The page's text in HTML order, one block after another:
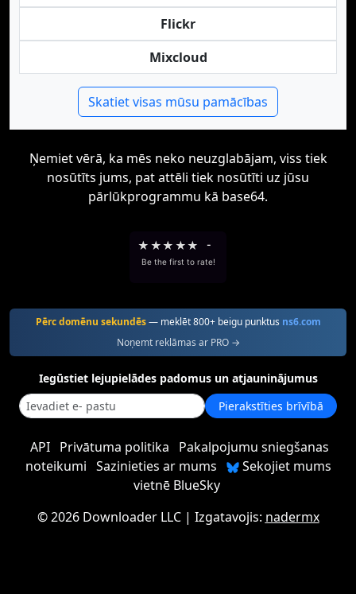
Flickr
Mixcloud
Skatiet visas mūsu pamācības
Ņemiet vērā, ka mēs neko neuzglabājam, viss tiek
nosūtīts jums, pat attēli tiek nosūtīti uz jūsu
pārlūkprogrammu kā base64.
★ ★★ ★★ -
Be the first to rate!
Pērc domēnu sekundēs— meklēt 800+ beigu punktus ns6.com
Noņemt reklāmas ar PRO →
Iegūstiet lejupielādes padomus un atjauninājumus
Pierakstīties brīvībā
API Privātuma politika
Pakalpojumu sniegšanas
noteikumi Sazinieties ar mums
Sekojiet mums
vietnē BlueSky
©2026 Downloader LLC| Izgatavojis: nadermx